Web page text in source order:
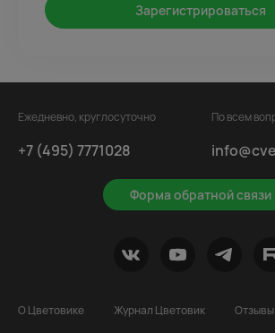
Зарегистрироваться
Ежедневно, круглосуточно
+7 (495) 7771028
Форма обратной связи
По всем
О Цветовике Журнал Цветовик Отзывы